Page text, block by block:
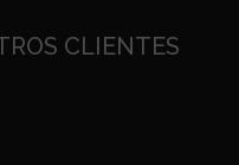
CLIENTES